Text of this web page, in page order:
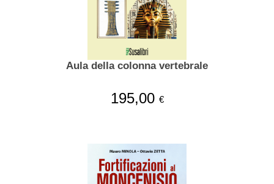
Aula della colonna vertebrale
195,00 €